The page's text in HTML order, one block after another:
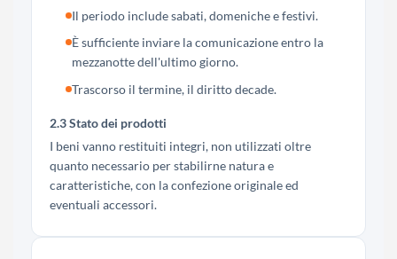
Il periodo include sabati, domeniche e festivi.
È sufficiente inviare la comunicazione entro la
mezzanotte dell'ultimo giorno.
Trascorso il termine, il diritto decade.
2.3 Stato dei prodotti
I beni vanno restituiti integri, non utilizzati oltre
quanto necessario per stabilirne natura e
caratteristiche, con la confezione originale ed
eventuali accessori.